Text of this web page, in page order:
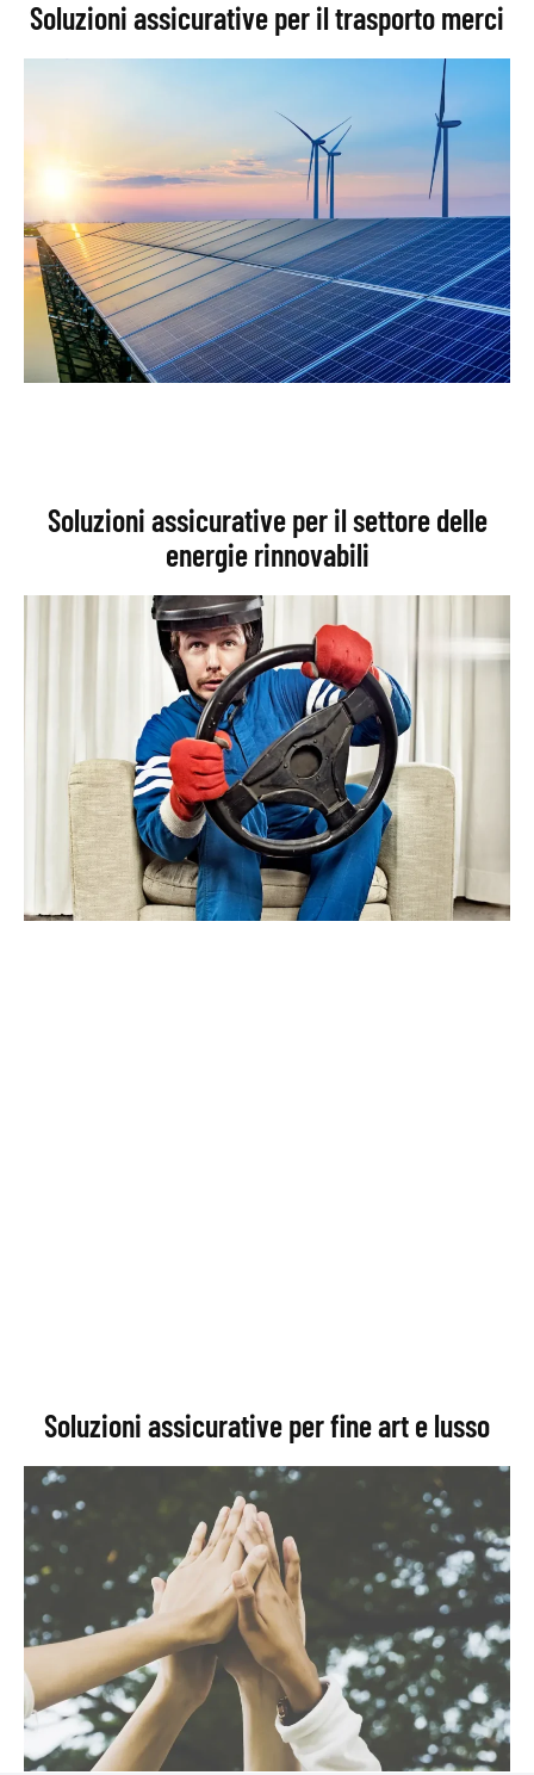
Soluzioni assicurative per il trasporto merci
Soluzioni assicurative per il settore delle
energie rinnovabili
Soluzioni assicurative per fine art e lusso